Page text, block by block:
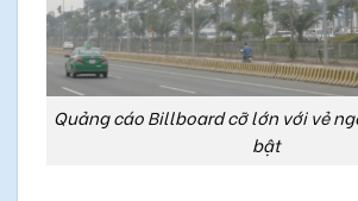
Quảng cáo Billboard cỡ lớn với vẻ
bật